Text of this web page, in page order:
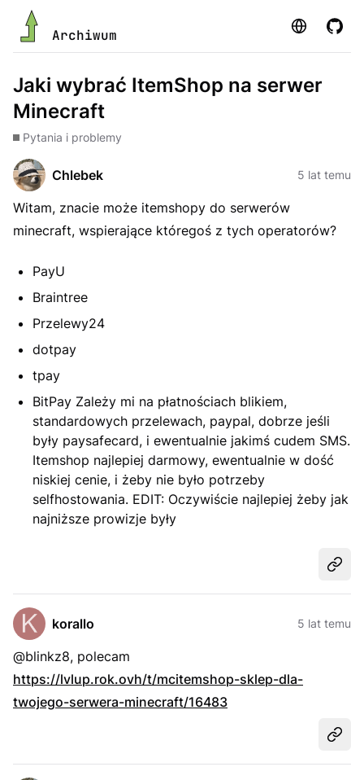
Archiwum Strona
Jaki wybrać ItemShop na serwer
Minecraft
Pytania i problemy
Chlebek 5 lat temu
Witam, znacie może itemshopy do serwerów
minecraft, wspierające któregoś z tych operatorów?
PayU
Braintree
Przelewy24
dotpay
tpay
BitPay Zależy mi na płatnościach blikiem,
standardowych przelewach, paypal, dobrze jeśli
były paysafecard, i ewentualnie jakimś cudem SMS.
Itemshop najlepiej darmowy, ewentualnie w dość
niskiej cenie, i żeby nie było potrzeby
selfhostowania. EDIT: Oczywiście najlepiej żeby jak
najniższe prowizje były
korallo 5 lat temu
@blinkz8, polecam
https://lvlup.rok.ovh/t/mcitemshop-sklep-dla-
twojego-serwera-minecraft/16483